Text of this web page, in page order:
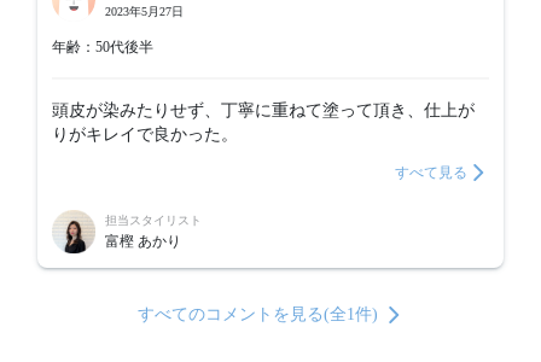
2023年5月27日
年齢：50代後半
頭皮が染みたりせず、丁寧に重ねて塗って頂き、仕上が
りがキレイで良かった。
すべて見る
担当スタイリスト
富樫 あかり
すべてのコメントを見る(全1件)